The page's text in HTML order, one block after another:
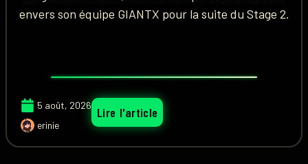
envers son équipe GIANTX pour la suite du Stage 2.
5 août, 2026
erinie
Lire l'article